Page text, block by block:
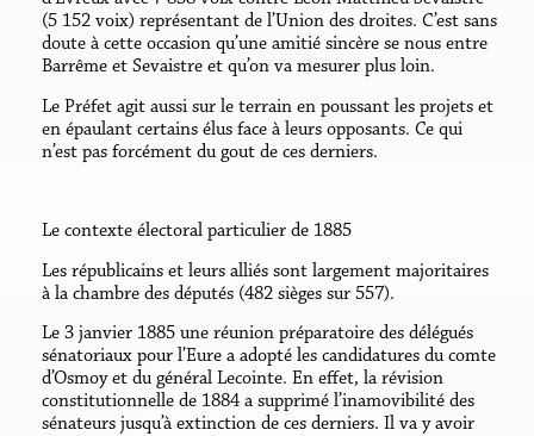
(5 152 voix) représentant de l’Union des droites. C’est sans
doute à cette occasion qu’une amitié sincère se nous entre
Barrême et Sevaistre et qu’on va mesurer plus loin.
Le Préfet agit aussi sur le terrain en poussant les projets et
en épaulant certains élus face à leurs opposants. Ce qui
n’est pas forcément du gout de ces derniers.
Le contexte électoral particulier de 1885
Les républicains et leurs alliés sont largement majoritaires
à la chambre des députés (482 sièges sur 557).
Le 3 janvier 1885 une réunion préparatoire des délégués
sénatoriaux pour l’Eure a adopté les candidatures du comte
d’Osmoy et du général Lecointe. En effet, la révision
constitutionnelle de 1884 a supprimé l’inamovibilité des
sénateurs jusqu’à extinction de ces derniers. Il va y avoir